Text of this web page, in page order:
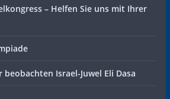
– Helfen Sie uns mit Ihrer
Israel-Juwel Eli Dasa